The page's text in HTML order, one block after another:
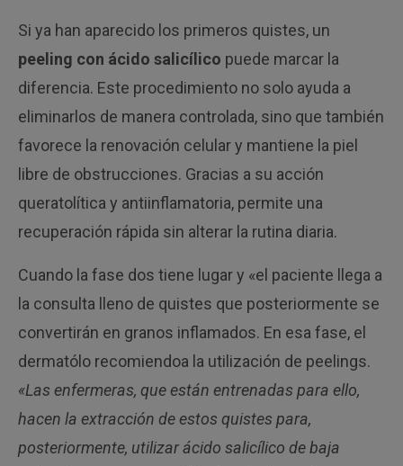
Si ya han aparecido los primeros quistes, un
peeling con ácido salicílico puede marcar la
diferencia. Este procedimiento no solo ayuda a
eliminarlos de manera controlada, sino que también
favorece la renovación celular y mantiene la piel
libre de obstrucciones. Gracias a su acción
queratolítica y antiinflamatoria, permite una
recuperación rápida sin alterar la rutina diaria.
Cuando la fase dos tiene lugar y «el paciente
llega a
la consulta lleno de quistes que posteriormente se
convertirán en granos inflamados. En esa fase, el
dermatólo recomiendoa la utilización de peelings.
«Las enfermeras, que estánentrenadas para ello,
hacen la extracción de estos quistes para,
posteriormente, utilizar ácido salicílico de baja